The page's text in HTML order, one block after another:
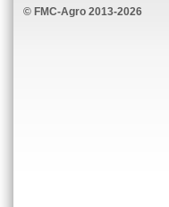
© FMC-Agro 2013-2026